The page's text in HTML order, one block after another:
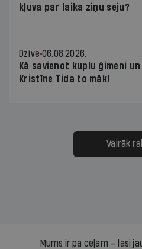
kļuva par laika ziņu seju?
Dzīve 06.08.2026.
Kā savienot kuplu ģimeni
Kristīne Tida to māk!
Vairāk
Mums ir pa ceļam — lasi